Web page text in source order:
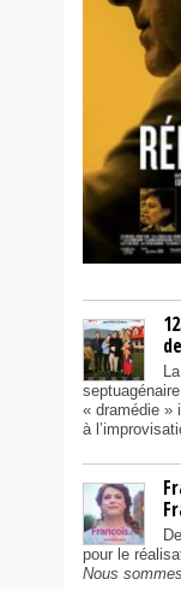
« dramédie »
à
pour le
Nous